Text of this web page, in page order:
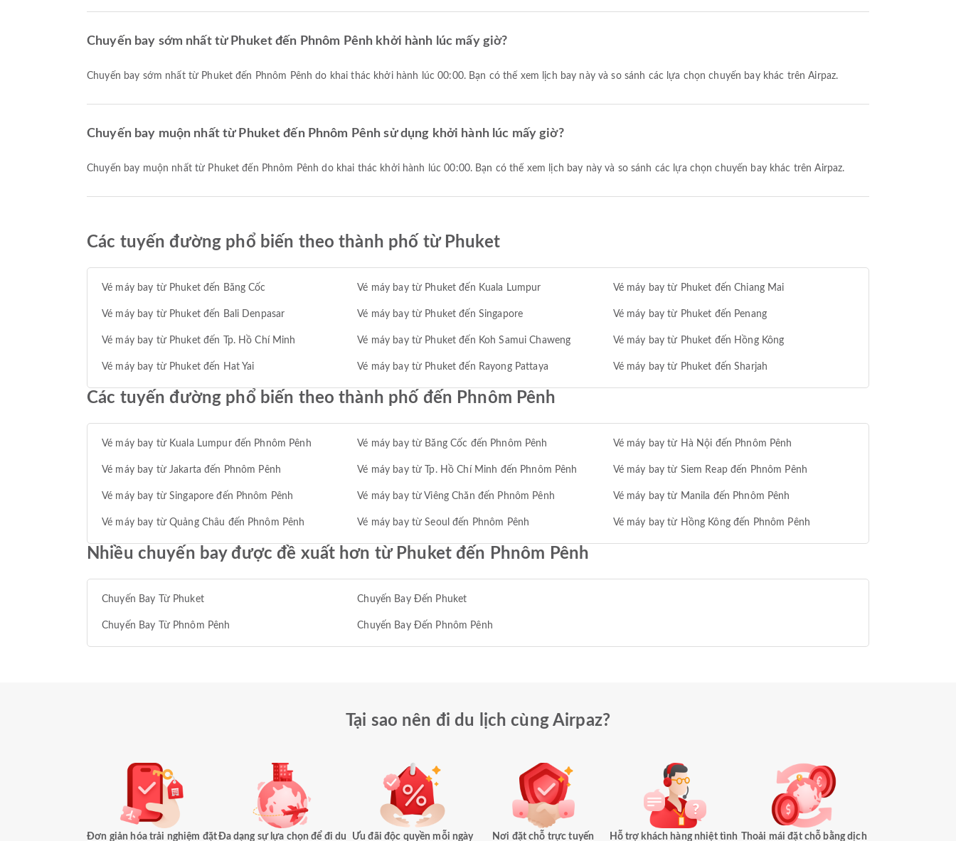
Chuyến bay sớm nhất từ Phuket đến Phnôm Pênh khởi hành lúc mấy giờ?
Chuyến bay sớm nhất từ Phuket đến Phnôm Pênh do khai thác khởi hành lúc 00:00. Bạn có thể xem lịch bay này và so sánh các lựa chọn chuyến bay khác trên Airpaz.
Chuyến bay muộn nhất từ Phuket đến Phnôm Pênh sử dụng khởi hành lúc mấy giờ?
Chuyến bay muộn nhất từ Phuket đến Phnôm Pênh do khai thác khởi hành lúc 00:00. Bạn có thể xem lịch bay này và so sánh các lựa chọn chuyến bay khác trên Airpaz.
Các tuyến đường phổ biến theo thành phố từ Phuket
Vé máy bay từ Phuket đến Băng Cốc Vé máy bay từ Phuket đến Kuala Lumpur Vé máy bay từ Phuket đến Chiang Mai
Vé máy bay từ Phuket đến Bali Denpasar Vé máy bay từ Phuket đến Singapore Vé máy bay từ Phuket đến Penang
Vé máy bay từ Phuket đến Tp. Hồ Chí Minh Vé máy bay từ Phuket đến Koh Samui Chaweng Vé máy bay từ Phuket đến Hồng Kông
Vé máy bay từ Phuket đến Hat Yai Vé máy bay từ Phuket đến Rayong Pattaya Vé máy bay từ Phuket đến Sharjah
Các tuyến đường phổ biến theo thành phố đến Phnôm Pênh
Vé máy bay từ Kuala Lumpur đến Phnôm Pênh Vé máy bay từ Băng Cốc đến Phnôm Pênh Vé máy bay từ Hà Nội đến Phnôm Pênh
Vé máy bay từ Jakarta đến Phnôm Pênh Vé máy bay từ Tp. Hồ Chí Minh đến Phnôm Pênh Vé máy bay từ Siem Reap đến Phnôm Pênh
Vé máy bay từ Singapore đến Phnôm Pênh Vé máy bay từ Viêng Chăn đến Phnôm Pênh Vé máy bay từ Manila đến Phnôm Pênh
Vé máy bay từ Quảng Châu đến Phnôm Pênh Vé máy bay từ Seoul đến Phnôm Pênh Vé máy bay từ Hồng Kông đến Phnôm Pênh
Nhiều chuyến bay được đề xuất hơn từ Phuket đến Phnôm Pênh
Chuyến Bay Từ Phuket
Chuyến Bay Từ Phnôm Pênh
Chuyến Bay Đến Phuket
Chuyến Bay Đến Phnôm Pênh
Tại sao nên đi du lịch cùng Airpaz?
Đơn giản hóa trải nghiệm đặtĐa dạng sự lựa chọn để đi du Ưu đãi độc quyền mỗi ngày Nơi đặt chỗ trực tuyến Hỗ trợ khách hàng nhiệt tình Thoải mái đặt chỗ bằng dịch